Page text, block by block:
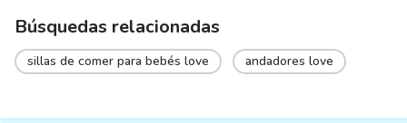
Búsquedas relacionadas
sillas de comer para bebés love andadores love